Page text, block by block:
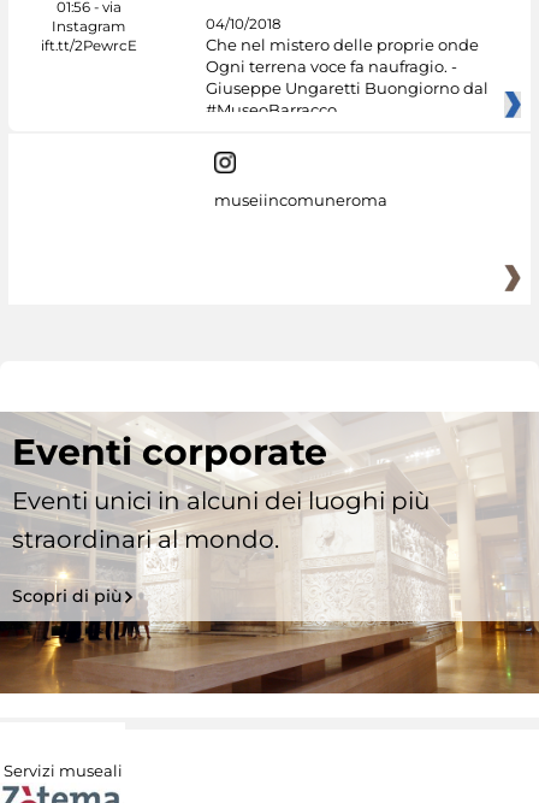
04/10/2018
Che nel mistero delle proprie onde
Ogni terrena voce fa naufragio. -
Giuseppe Ungaretti Buongiorno dal
#MuseoBarracco
museiincomuneroma
Eventi corporate
Eventi unici in alcuni dei luoghi più
straordinari al mondo.
Scopri di più
Servizi museali